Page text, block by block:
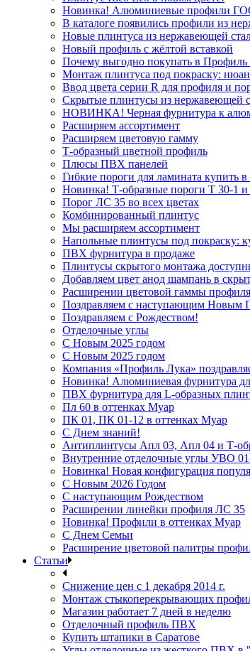
Новинка! Алюминиевые профили
В каталоге появились профили из
Новые плинтуса из нержавеющей
Новый профиль с жёлтой вставкой
Почему выгодно покупать в
Монтаж плинтуса под покраску:
Ввод цвета серии R для профиля и
Скрытые плинтусы из нержавеющей
НОВИНКА! Черная фурнитура к
Расширяем ассортимент
Расширяем цветовую гамму
Т-образный цветной профиль
Плюсы ПВХ панелей
Гибкие пороги для ламината купить в
Новинка! Т-образные пороги Т 30-1 и
Порог ЛС 35 во всех цветах
Комбинированный плинтус
Мы расширяем ассортимент
Напольные плинтусы под покраску:
ПВХ фурнитура в продаже
Плинтусы скрытого монтажа
Добавляем цвет анод шампань в
Расширении цветовой гаммы
Поздравляем с наступающим Новым
Поздравляем с Рождеством!
Отделочные углы
С Новым 2025 годом
С Новым 2025 годом
Компания «Профиль Лука»
Новинка! Алюминиевая фурнитура
ПВХ фурнитура для L-образных
Пл 60 в оттенках Муар
ПК 01, ПК 01-12 в оттенках Муар
С Днем знаний!
Антиплинтусы Апл 03, Апл 04 и Т-
Внутренние отделочные углы УВО
Новинка! Новая конфигурация
С Новым 2026 Годом
С наступающим Рождеством
Расширении линейки профиля ЛС 35
Новинка! Профили в оттенках Муар
С Днем Семьи
Расширение цветовой палитры
Статьи
Снижение цен с 1 декабря 2014 г.
Монтаж стыкоперекрывающих
Магазин работает 7 дней в неделю
Отделочный профиль ПВХ
Купить штапики в Саратове